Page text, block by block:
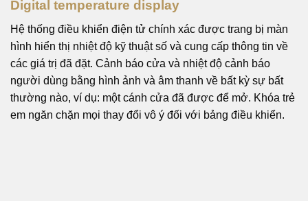
Digital temperature display
Hệ thống điều khiển điện tử chính xác được trang bị màn
hình hiển thị nhiệt độ kỹ thuật số và cung cấp thông tin về
các giá trị đã đặt. Cảnh báo cửa và nhiệt độ cảnh báo
người dùng bằng hình ảnh và âm thanh về bất kỳ sự bất
thường nào, ví dụ: một cánh cửa đã được để mở. Khóa trẻ
em ngăn chặn mọi thay đổi vô ý đối với bảng điều khiển.